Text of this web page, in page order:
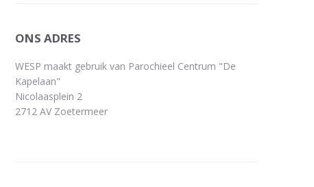
ONS ADRES
WESP maakt gebruik van Parochieel Centrum "De
Kapelaan"
Nicolaasplein 2
2712 AV Zoetermeer